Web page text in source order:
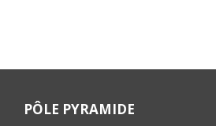
PÔLE PYRAMIDE